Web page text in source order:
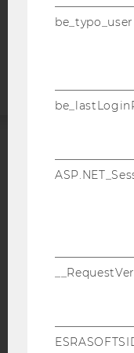
ACCREDITED BY:
AMBA
be_typo_user